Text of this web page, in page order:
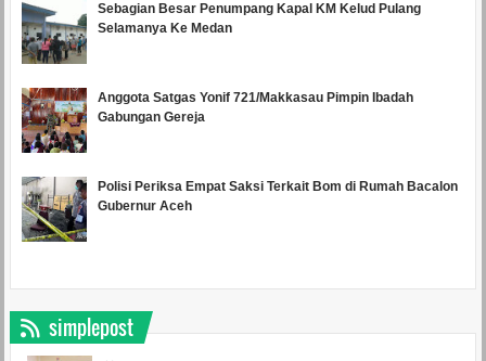
Sebagian Besar Penumpang Kapal KM Kelud Pulang
Selamanya Ke Medan
Anggota Satgas Yonif 721/Makkasau Pimpin Ibadah
Gabungan Gereja
Polisi Periksa Empat Saksi Terkait Bom di Rumah Bacalon
Gubernur Aceh
simplepost